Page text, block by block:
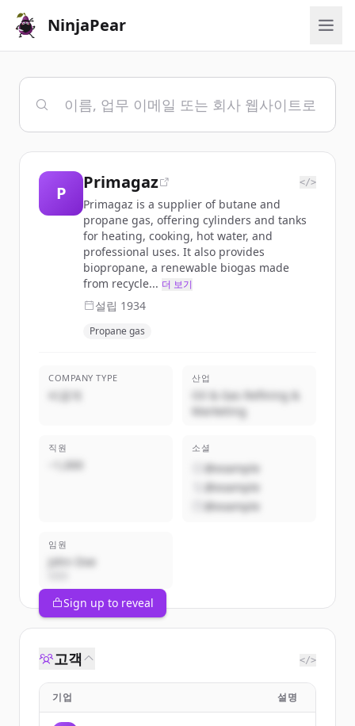
NinjaPear
P
Primagaz </>
Primagaz is a supplier of butane and
propane gas, offering cylinders and tanks
for heating, cooking, hot water, and
professional uses. It also provides
biopropane, a renewable biogas made
from recycle... 더 보기
설립 1934
Propane gas
COMPANY TYPE
비공개
산업
Oil & Gas Refining &
Marketing
직원
~1,000
소셜
@example
@example
@example
임원
John Doe
Sign up to reveal
고객 </>
기업 설명